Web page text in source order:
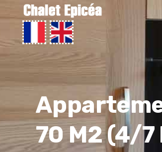
70 M2 (4/